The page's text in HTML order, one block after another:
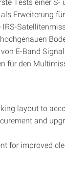
Erweiterung
E-Band
für den
layout to
and
for improved